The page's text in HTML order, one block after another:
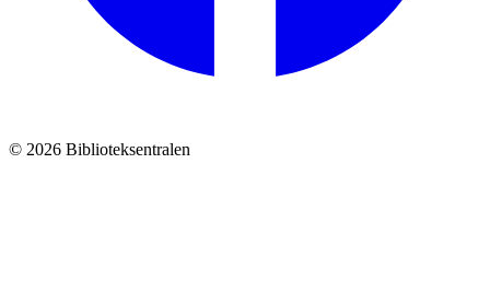
© 2026 Biblioteksentralen